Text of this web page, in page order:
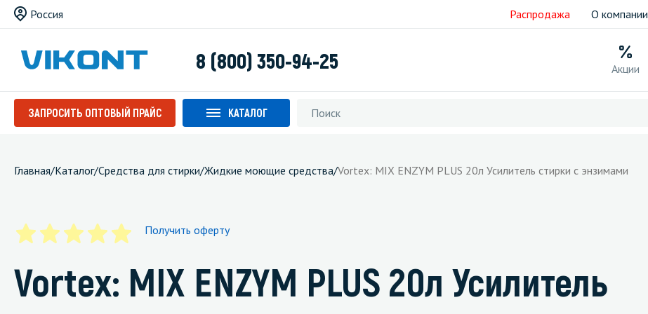
Россия Распродажа О компании
8 (800) 350-94-25 Акции
ЗАПРОСИТЬ ОПТОВЫЙ ПРАЙС КАТАЛОГ
Главная/Каталог/Средства для стирки/Жидкие моющие средства/Vortex: MIX ENZYM PLUS 20л Усилитель стирки с энзимами
Получить оферту
Vortex: MIX ENZYM PLUS 20л Усилитель